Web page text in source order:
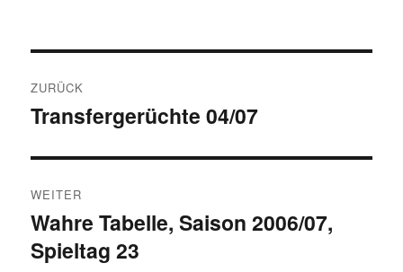
ZURÜCK
Vorheriger
Transfergerüchte 04/07
WEITER
Nächster
Beitrag:
Wahre Tabelle, Saison 2006/07,
Spieltag 23